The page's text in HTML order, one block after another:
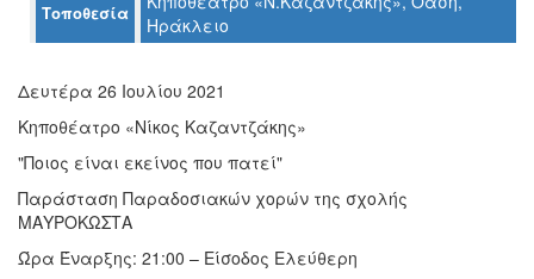
ΜΑΣ
ΔΗΜΟΣ
ΠΟΛΙΤΙΣΜΟΣ
ΑΝΘΕΚΤΙΚΗ
Τοποθεσία
Ηράκλειο
Δευτέρα 26 Ιουλίου 2021
Κηποθέατρο «Νίκος Καζαντζάκης»
"Ποιος είναι εκείνος που πατεί"
Παράσταση Παραδοσιακών χορών της σχολής
ΜΑΥΡΟΚΩΣΤΑ
Ώρα Έναρξης: 21:00 – Είσοδος Ελεύθερη